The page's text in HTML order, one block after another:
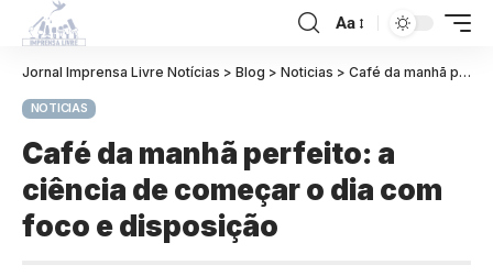
Aa
Jornal Imprensa Livre Notícias > Blog > Noticias > Café da manhã perfeito: a ciência de começar o dia com foco e disposição
NOTICIAS
Café da manhã perfeito: a
ciência de começar o dia com
foco e disposição